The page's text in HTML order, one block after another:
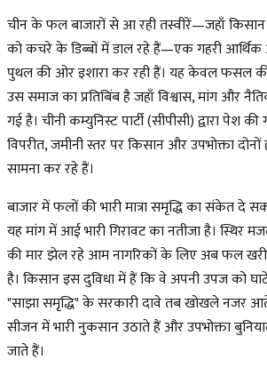
चीन के फल बाजारों से आ रही तस्वीरें—जहाँ
को कचरे के डिब्बों में डाल रहे हैं—एक गहरी
पुथल की ओर इशारा कर रही हैं। यह केवल फसल की
उस समाज का प्रतिबिंब है जहाँ विश्वास, मांग और
गई है। चीनी कम्युनिस्ट पार्टी (सीपीसी) द्वारा पेश
विपरीत, जमीनी स्तर पर किसान और उपभोक्ता
सामना कर रहे हैं।
बाजार में फलों की भारी मात्रा समृद्धि का संकेत दे
यह मांग में आई भारी गिरावट का नतीजा है। स्थिर
की मार झेल रहे आम नागरिकों के लिए अब फल
है। किसान इस दुविधा में हैं कि वे अपनी उपज को
"साझा समृद्धि" के सरकारी दावे तब खोखले नजर
सीजन में भारी नुकसान उठाते हैं और उपभोक्ता
जाते हैं।